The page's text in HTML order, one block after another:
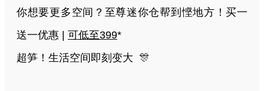
你想要更多空间？至尊迷你仓帮到悭地方！买一
送一优惠 | 可低至399*
超笋！生活空间即刻变大 🎊